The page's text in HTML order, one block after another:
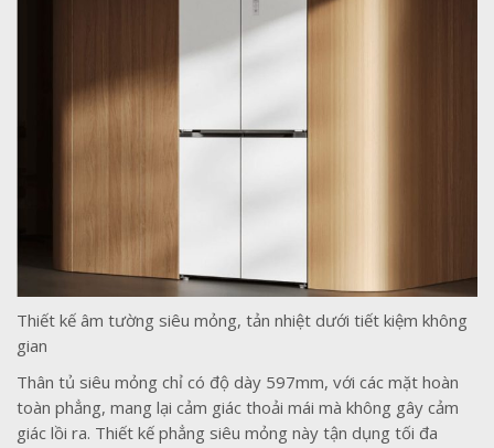
Thiết kế âm tường siêu mỏng, tản nhiệt dưới tiết kiệm không
gian
Thân tủ siêu mỏng chỉ có độ dày 597mm, với các mặt hoàn
toàn phẳng, mang lại cảm giác thoải mái mà không gây cảm
giác lồi ra. Thiết kế phẳng siêu mỏng này tận dụng tối đa